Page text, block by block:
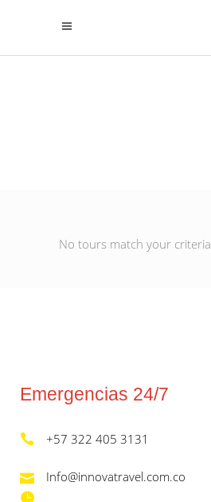
No tours match your criteria
Emergencias 24/7
+57 322 405 3131
Info@innovatravel.com.co